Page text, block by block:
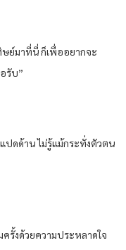
ษย์​มาที่นี่​ ก็​เพื่อ​อยาก​จะ
รับ​”
ปดด้าน​ ไม่รู้​แม้กระทั่ง​ตัวตน​
รั้ง​ด้วย​ความประหลาดใจ​